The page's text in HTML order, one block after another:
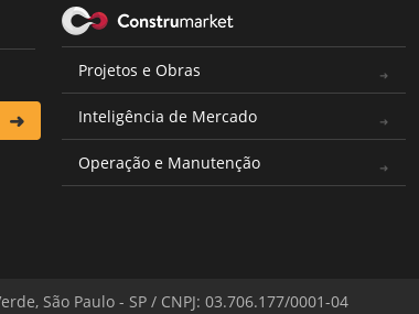
Projetos e Obras
Inteligência de Mercado
Operação e Manutenção
São Paulo - SP / CNPJ: 03.706.177/0001-04